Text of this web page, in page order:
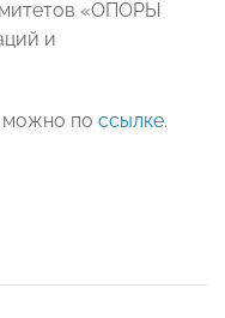
«ОПОРЫ
и
можно по ссылке.